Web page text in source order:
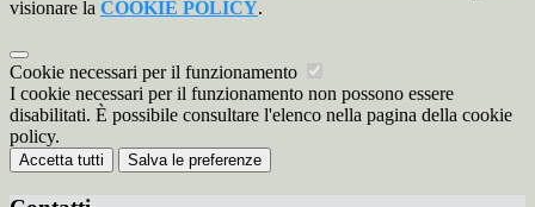
visionare la COOKIE POLICY.
Cookie necessari per il funzionamento
I cookie necessari per il funzionamento non possono essere
disabilitati. È possibile consultare l'elenco nella pagina della cookie
policy.
Accetta tutti Salva le preferenze